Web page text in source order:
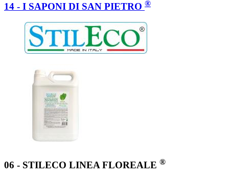
14 - I SAPONI DI SAN PIETRO ®
06 - STILECO LINEA FLOREALE ®